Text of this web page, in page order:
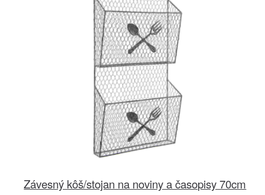
Závesný kôš/stojan na noviny a časopisy 70cm